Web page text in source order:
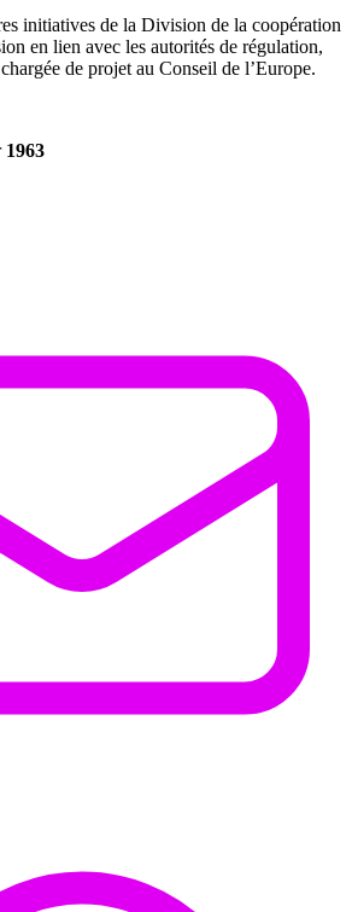
initiatives de la Division de la coopération
en lien avec les autorités de régulation,
de projet au Conseil de l’Europe.
1963